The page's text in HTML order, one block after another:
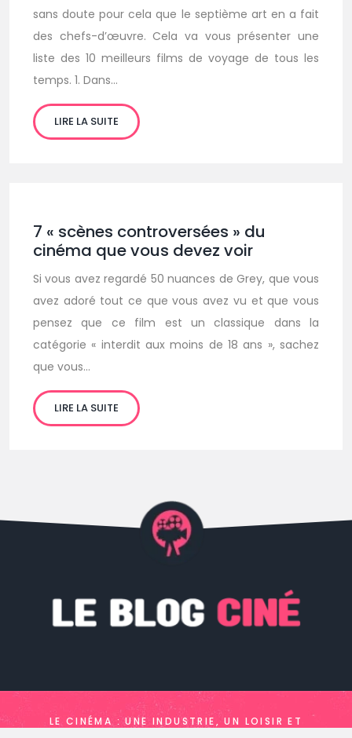
sans doute pour cela que le septième art en a fait
des chefs-d’œuvre. Cela va vous présenter une
liste des 10 meilleurs films de voyage de tous les
temps. 1. Dans…
LIRE LA SUITE
7 « scènes controversées » du
cinéma que vous devez voir
Si vous avez regardé 50 nuances de Grey, que vous
avez adoré tout ce que vous avez vu et que vous
pensez que ce film est un classique dans la
catégorie « interdit aux moins de 18 ans », sachez
que vous…
LIRE LA SUITE
LE CINÉMA : UNE INDUSTRIE, UN LOISIR ET